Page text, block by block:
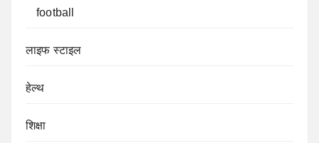
football
लाइफ स्टाइल
हेल्थ
शिक्षा